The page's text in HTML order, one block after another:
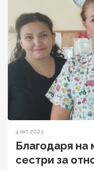
4 окт 2023
Благодаря на
сестри за